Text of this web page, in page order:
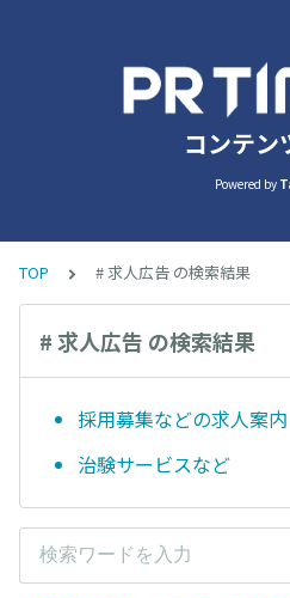
コンテン
Powered by
TOP # 求人広告 の検索結果
# 求人広告 の検索結果
採用募集などの求人案内
治験サービスなど